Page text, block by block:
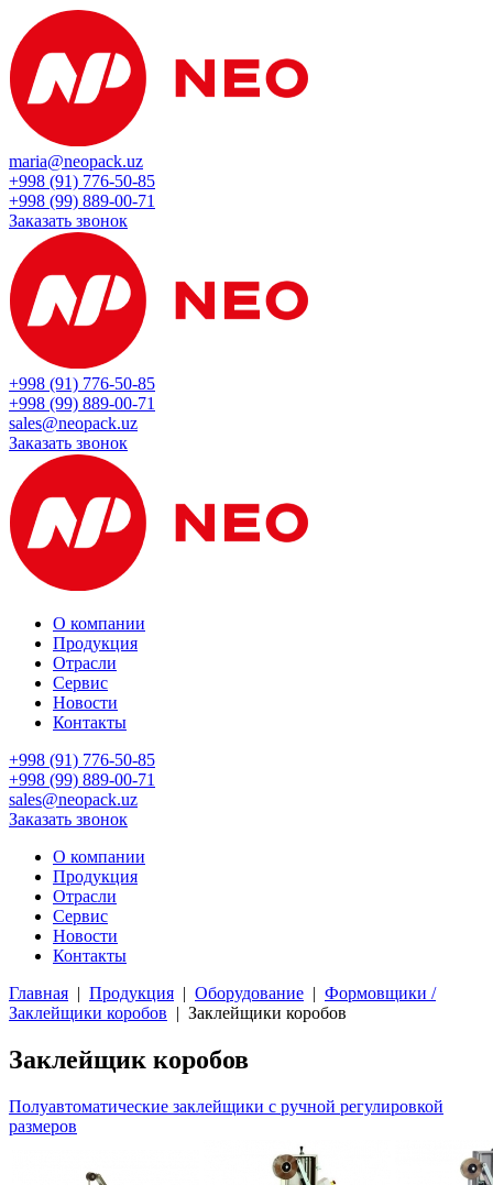
maria@neopack.uz
+998 (91) 776-50-85
+998 (99) 889-00-71
Заказать звонок
+998 (91) 776-50-85
+998 (99) 889-00-71
sales@neopack.uz
Заказать звонок
О компании
Продукция
Отрасли
Сервис
Новости
Контакты
+998 (91) 776-50-85
+998 (99) 889-00-71
sales@neopack.uz
Заказать звонок
О компании
Продукция
Отрасли
Сервис
Новости
Контакты
Главная | Продукция | Оборудование | Формовщики /
Заклейщики коробов | Заклейщики коробов
Заклейщик коробов
Полуавтоматические заклейщики с ручной регулировкой
размеров